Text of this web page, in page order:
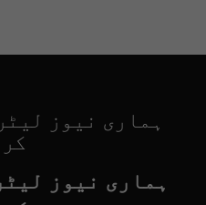
ہماری نیوز
ہماری نیوز